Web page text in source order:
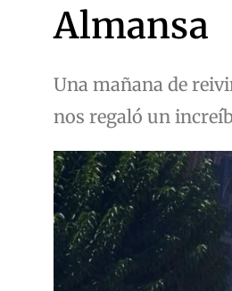
Almansa
Una mañana de
nos regaló un